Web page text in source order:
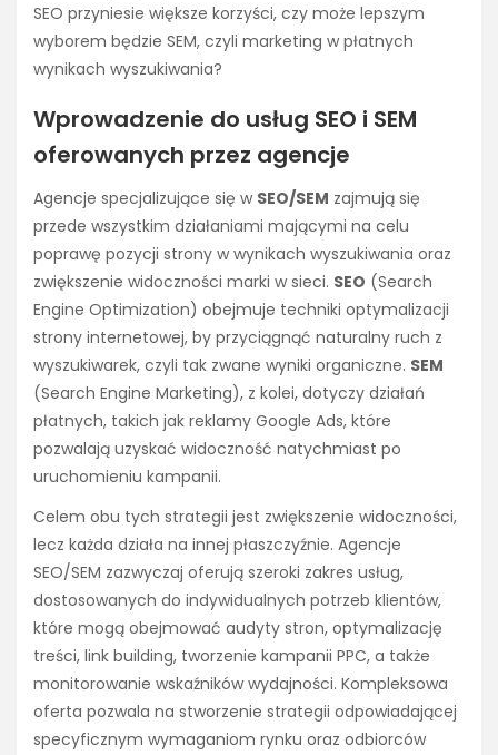
SEO przyniesie większe korzyści, czy może lepszym
wyborem będzie SEM, czyli marketing w płatnych
wynikach wyszukiwania?
Wprowadzenie do usług SEO i SEM
oferowanych przez agencje
Agencje specjalizujące się w SEO/SEM zajmują się
przede wszystkim działaniami mającymi na celu
poprawę pozycji strony w wynikach wyszukiwania oraz
zwiększenie widoczności marki w sieci. SEO (Search
Engine Optimization) obejmuje techniki optymalizacji
strony internetowej, by przyciągnąć naturalny ruch z
wyszukiwarek, czyli tak zwane wyniki organiczne. SEM
(Search Engine Marketing), z kolei, dotyczy działań
płatnych, takich jak reklamy Google Ads, które
pozwalają uzyskać widoczność natychmiast po
uruchomieniu kampanii.
Celem obu tych strategii jest zwiększenie widoczności,
lecz każda działa na innej płaszczyźnie. Agencje
SEO/SEM zazwyczaj oferują szeroki zakres usług,
dostosowanych do indywidualnych potrzeb klientów,
które mogą obejmować audyty stron, optymalizację
treści, link building, tworzenie kampanii PPC, a także
monitorowanie wskaźników wydajności. Kompleksowa
oferta pozwala na stworzenie strategii odpowiadającej
specyficznym wymaganiom rynku oraz odbiorców